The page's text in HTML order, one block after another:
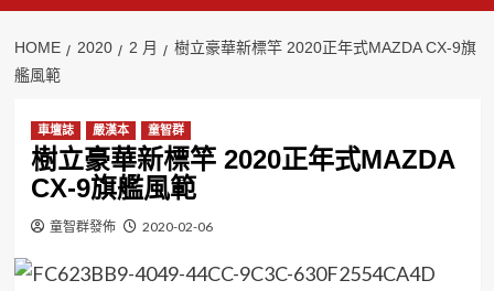
HOME 2020 2 月
樹立豪華新標竿 2020正年式MAZDA CX-9旗
艦風範
車壇誌 嚴漢本 童智群
樹立豪華新標竿 2020正年式MAZDA
CX-9旗艦風範
童智群發佈 2020-02-06